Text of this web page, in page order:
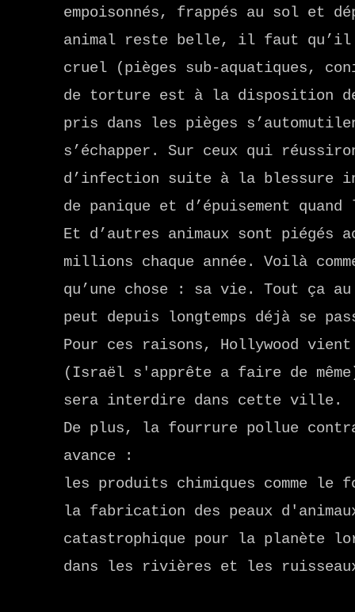
empoisonnés, frappés au sol et
animal reste belle, il faut qu’il
cruel (pièges sub-aquatiques,
de torture est à la disposition
pris dans les pièges
s’échapper. Sur ceux qui
d’infection suite à la blessure
de panique et d’épuisement
Et d’autres animaux sont piégés
millions chaque année. Voilà
qu’une chose : sa vie. Tout ça
peut depuis longtemps déjà se
Pour ces raisons, Hollywood
(Israël s'apprête a faire de
sera interdire dans cette ville.
De plus, la fourrure pollue
avance :
les produits chimiques comme le
la fabrication des peaux
catastrophique pour la planète
dans les rivières et les